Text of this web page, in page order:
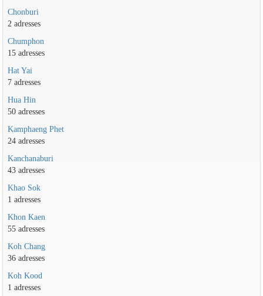
Chonburi
2 adresses
Chumphon
15 adresses
Hat Yai
7 adresses
Hua Hin
50 adresses
Kamphaeng Phet
24 adresses
Kanchanaburi
43 adresses
Khao Sok
1 adresses
Khon Kaen
55 adresses
Koh Chang
36 adresses
Koh Kood
1 adresses